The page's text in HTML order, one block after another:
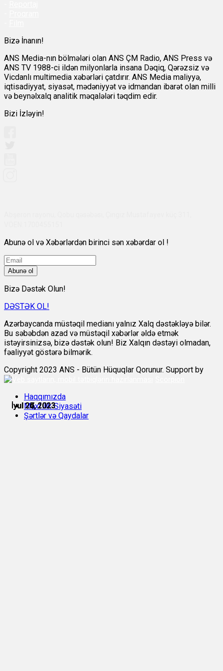
İyul 24, 2023
İyul 25, 2023
İyul 26, 2023
İyul 26, 2023
İyul 26, 2023
İyul 27, 2023
Bizə İnanın!
ANS Media-nın bölmələri olan ANS ÇM Radio, ANS Press və
ANS TV 1988-ci ildən milyonlarla insana Dəqiq, Qərəzsiz və
Vicdanlı multimedia xəbərləri çatdırır. ANS Media maliyyə,
iqtisadiyyat, siyasət, mədəniyyət və idmandan ibarət olan milli
və beynəlxalq analitik məqalələri təqdim edir.
Bizi İzləyin!
Abunə ol və Xəbərlərdən birinci sən xəbərdar ol !
Abunə ol
Bizə Dəstək Olun!
DƏSTƏK OL!
Azərbaycanda müstəqil medianı yalnız Xalq dəstəkləyə bilər.
Bu səbəbdən azad və müstəqil xəbərlər əldə etmək
istəyirsinizsə, bizə dəstək olun! Biz Xalqın dəstəyi olmadan,
fəaliyyət göstərə bilmərik.
Copyright 2023 ANS - Bütün Hüquqlar Qorunur. Support by
Haqqımızda
Məxfilik Siyasəti
Şərtlər və Qaydalar